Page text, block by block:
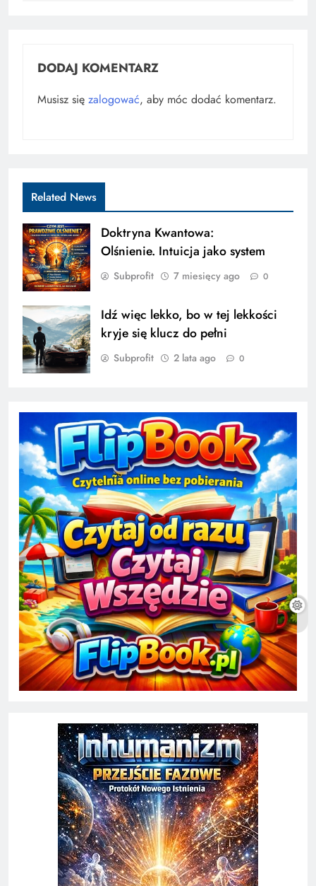
DODAJ KOMENTARZ
Musisz się zalogować, aby móc dodać komentarz.
Related News
Doktryna Kwantowa:
Olśnienie. Intuicja jako system
Subprofit 7 miesięcy ago 0
Idź więc lekko, bo w tej lekkości
kryje się klucz do pełni
Subprofit 2 lata ago 0